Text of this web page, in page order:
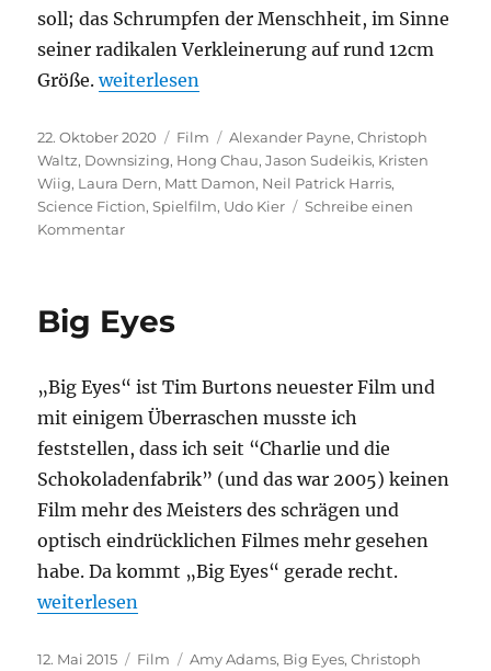
soll; das Schrumpfen der Menschheit, im Sinne
seiner radikalen Verkleinerung auf rund 12cm
Größe.„Downsizing“
weiterlesen
Veröffentlicht
am
22. Oktober 2020 Kategorien
Film Schlagwörter
Alexander Payne,Christoph
Waltz, Downsizing, Hong Chau,Jason Sudeikis, Kristen
Wiig, Laura Dern, Matt Damon, Neil Patrick Harris,
Science Fiction,Spielfilm, Udo Kier
Schreibe einen
Kommentarzu
Big Eyes
„Big Eyes“ ist Tim Burtons neuester Film und
mit einigem Überraschen musste ich
feststellen, dass ich seit “Charlie und die
Schokoladenfabrik” (und das war 2005) keinen
Film mehr des Meisters des schrägen und
optisch eindrücklichen Filmes mehr gesehen
habe. Da kommt „Big Eyes“ gerade recht.
„Big Eyes“
weiterlesen
Veröffentlicht
12. Mai 2015 Kategorien
Film Schlagwörter
Amy Adams, Big Eyes,Christoph